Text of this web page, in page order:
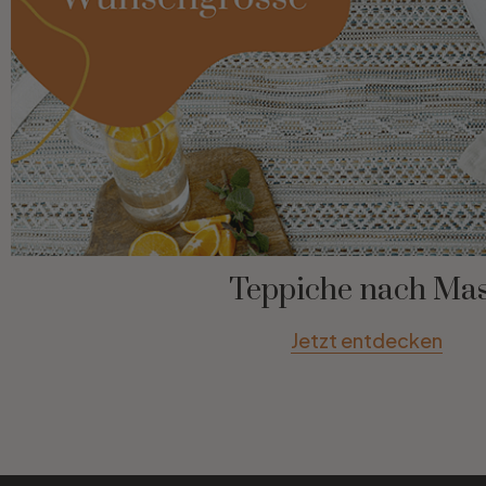
Teppiche nach
Jetzt entdecken